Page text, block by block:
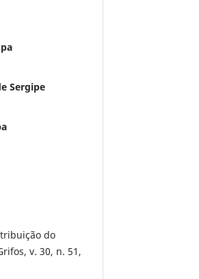
Sergipe
do
v. 30, n. 51,